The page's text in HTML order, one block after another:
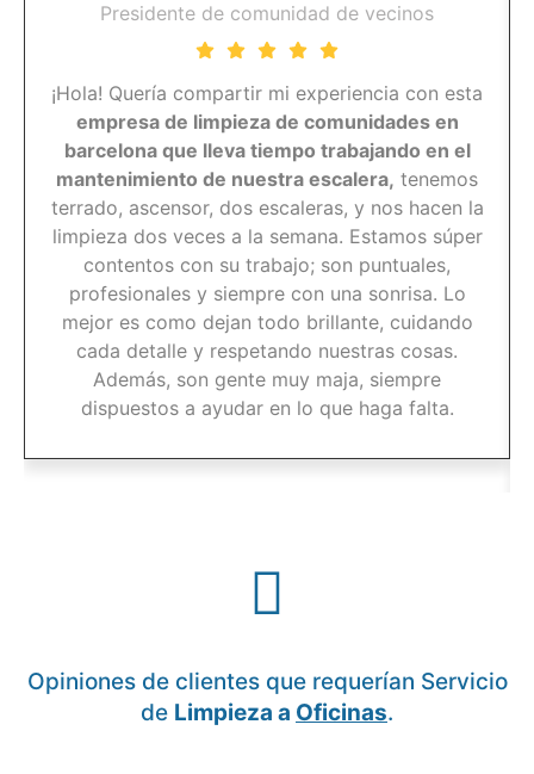
Presidente de comunidad de vecinos
¡Hola! Quería compartir mi experiencia con esta
empresa de limpieza de comunidades en
barcelona que lleva tiempo trabajando en el
mantenimiento de nuestra escalera, tenemos
terrado, ascensor, dos escaleras, y nos hacen la
limpieza dos veces a la semana. Estamos súper
contentos con su trabajo; son puntuales,
profesionales y siempre con una sonrisa. Lo
mejor es como dejan todo brillante, cuidando
cada detalle y respetando nuestras cosas.
Además, son gente muy maja, siempre
dispuestos a ayudar en lo que haga falta.
Opiniones de clientes que requerían Servicio
de Limpieza a Oficinas.